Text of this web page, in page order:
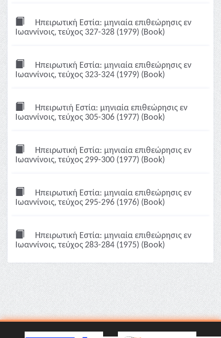
Ηπειρωτική Εστία: μηνιαία επιθεώρησις εν
Ιωαννίνοις, τεύχος 327-328 (1979) (Book)
Ηπειρωτική Εστία: μηνιαία επιθεώρησις εν
Ιωαννίνοις, τεύχος 323-324 (1979) (Book)
Ηπειρωτιή Εστία: μηνιαία επιθεώρησις εν
Ιωαννίνοις, τεύχος 305-306 (1977) (Book)
Ηπειρωτική Εστία: μηνιαία επιθεώρησις εν
Ιωαννίνοις, τεύχος 299-300 (1977) (Book)
Ηπειρωτική Εστία: μηνιαία επιθεώρησις εν
Ιωαννίνοις, τεύχος 295-296 (1976) (Book)
Ηπειρωτική Εστία: μηνιαία επιθεώρησις εν
Ιωαννίνοις, τεύχος 283-284 (1975) (Book)